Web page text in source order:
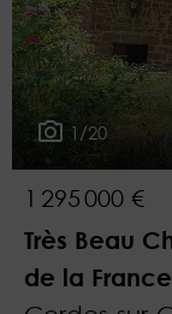
1/20
1 295 000 €
Très Beau
de la France